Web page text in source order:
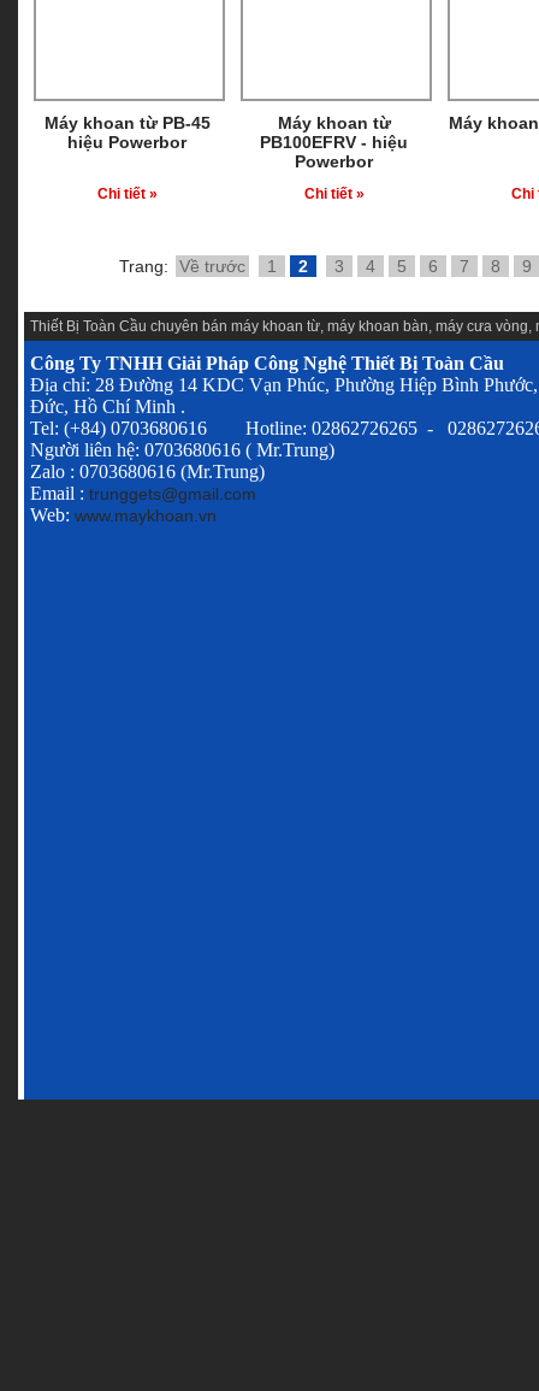
Máy khoan từ PB-45
hiệu Powerbor
Chi tiết »
Máy khoan từ
PB100EFRV - hiệu
Powerbor
Chi tiết »
Máy
Chi
Trang: Về trước 1 2 3 4 5 6 7 8 9
Thiết Bị Toàn Cầu chuyên bán máy khoan từ, máy khoan bàn, máy cưa vòng,
Công Ty TNHH Giải Pháp Công Nghệ Thiết Bị Toàn Cầu
Địa chỉ: 28 Đường 14 KDC Vạn Phúc, Phường Hiệp Bình
Đức, Hồ Chí Minh .
Tel: (+84) 0703680616 Hotline: 02862726265 -
Người liên hệ: 0703680616 ( Mr.Trung)
Zalo : 0703680616 (Mr.Trung)
Email : trunggets@gmail.com
Web: www.maykhoan.vn